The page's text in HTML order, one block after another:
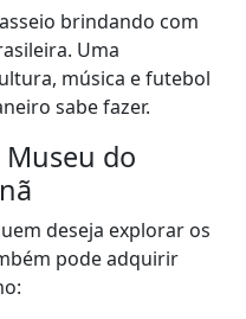
brindando com
Uma
música e futebol
sabe fazer.
do
deseja explorar os
pode adquirir